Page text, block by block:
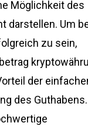
Möglichkeit des
darstellen. Um
zu sein,
der
des